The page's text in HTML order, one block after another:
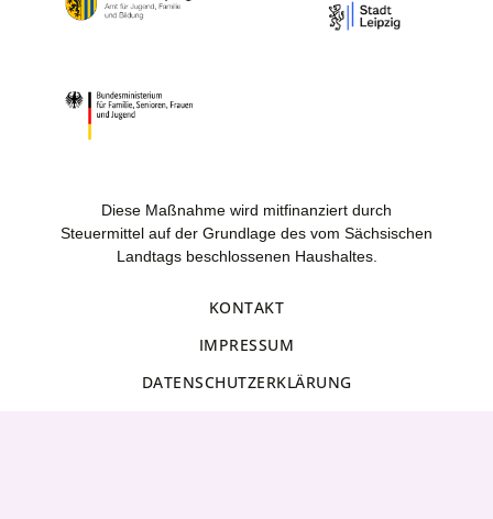
Diese Maßnahme wird mitfinanziert durch
Steuermittel auf der Grundlage des vom Sächsischen
Landtags beschlossenen Haushaltes.
KONTAKT
IMPRESSUM
DATENSCHUTZERKLÄRUNG